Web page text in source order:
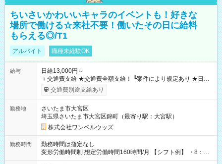
ちいさいかわいいキャラのイベントも！好きな
場所で働ける☆来社不要！働いたその日に給料
もらえる◎/T1
アルバイト 職種未経験OK
給与
日給13,000円～
＋交通費支給 ★交通費全額支給！ ┗案件により規定あり ★日払
いOK！（規定あり） ┗働いたその日に現金GET♪ お仕事後はコ
ンビニATMから 日払い分を引き落とせます！ 【試用期間】試
交通費別途支給あり
勤務地
さいたま市大宮区
埼玉県さいたま市大宮区錦町（最寄り駅：大宮駅）
株式会社ワンベルウッズ
勤務時間
勤務時間は指定なし
変形労働時間制 想定労働時間160時間/月 【シフト例】 ・8：00
～21：00